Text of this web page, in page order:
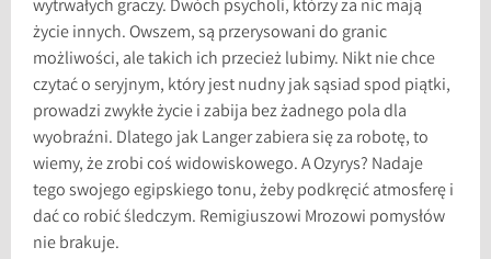
wytrwałych graczy. Dwóch psycholi, którzy za nic mają
życie innych. Owszem, są przerysowani do granic
możliwości, ale takich ich przecież lubimy. Nikt nie chce
czytać o seryjnym, który jest nudny jak sąsiad spod piątki,
prowadzi zwykłe życie i zabija bez żadnego pola dla
wyobraźni. Dlatego jak Langer zabiera się za robotę, to
wiemy, że zrobi coś widowiskowego. A Ozyrys? Nadaje
tego swojego egipskiego tonu, żeby podkręcić atmosferę i
dać co robić śledczym. Remigiuszowi Mrozowi pomysłów
nie brakuje.